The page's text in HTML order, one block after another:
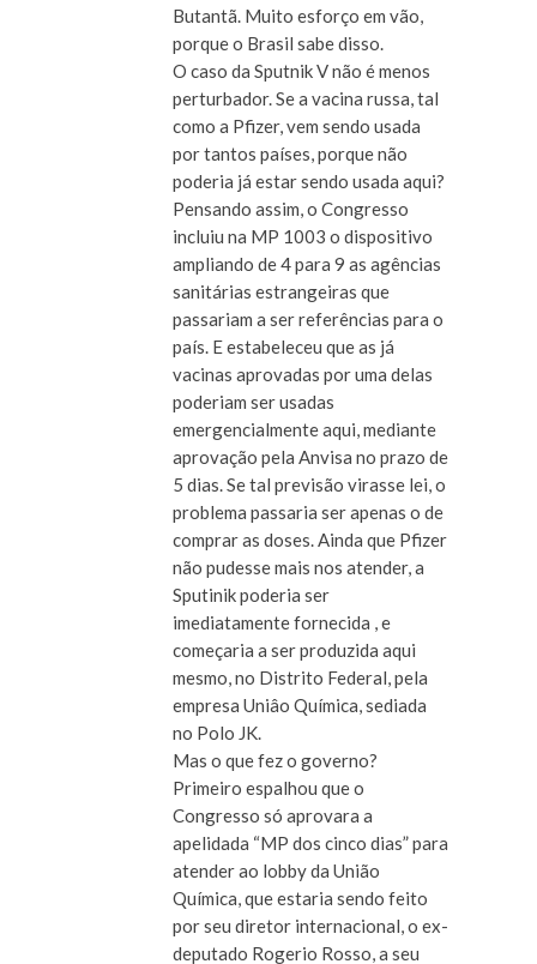
Butantã. Muito esforço em vão,
porque o Brasil sabe disso.
O caso da Sputnik V não é menos
perturbador. Se a vacina russa, tal
como a Pfizer, vem sendo usada
por tantos países, porque não
poderia já estar sendo usada aqui?
Pensando assim, o Congresso
incluiu na MP 1003 o dispositivo
ampliando de 4 para 9 as agências
sanitárias estrangeiras que
passariam a ser referências para o
país. E estabeleceu que as já
vacinas aprovadas por uma delas
poderiam ser usadas
emergencialmente aqui, mediante
aprovação pela Anvisa no prazo de
5 dias. Se tal previsão virasse lei, o
problema passaria ser apenas o de
comprar as doses. Ainda que Pfizer
não pudesse mais nos atender, a
Sputinik poderia ser
imediatamente fornecida , e
começaria a ser produzida aqui
mesmo, no Distrito Federal, pela
empresa Uniâo Química, sediada
no Polo JK.
Mas o que fez o governo?
Primeiro espalhou que o
Congresso só aprovara a
apelidada “MP dos cinco dias” para
atender ao lobby da União
Química, que estaria sendo feito
por seu diretor internacional, o ex-
deputado Rogerio Rosso, a seu